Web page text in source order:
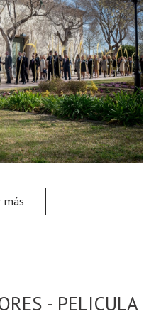
más
- PELICULA